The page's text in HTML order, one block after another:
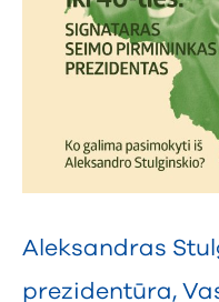
Aleksandras
prezidentūra,